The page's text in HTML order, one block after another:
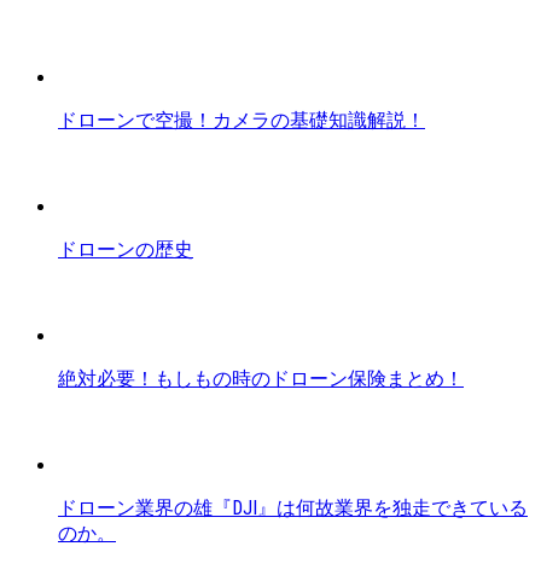
ドローンで空撮！カメラの基礎知識解説！
ドローンの歴史
絶対必要！もしもの時のドローン保険まとめ！
ドローン業界の雄『DJI』は何故業界を独走できている
のか。